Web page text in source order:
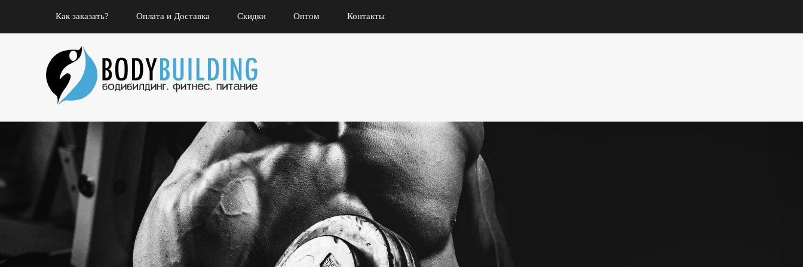
Как заказать? Оплата и Доставка Скидки Оптом Контакты